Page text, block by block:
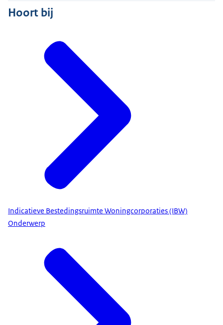
Hoort bij
Indicatieve Bestedingsruimte Woningcorporaties (IBW)
Onderwerp